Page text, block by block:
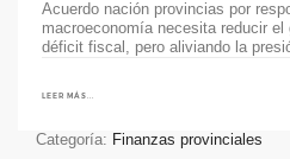
Acuerdo nación provincias por
macroeconomía necesita reducir el
déficit fiscal, pero aliviando la
LEER MÁS...
Categoría: Finanzas provinciales